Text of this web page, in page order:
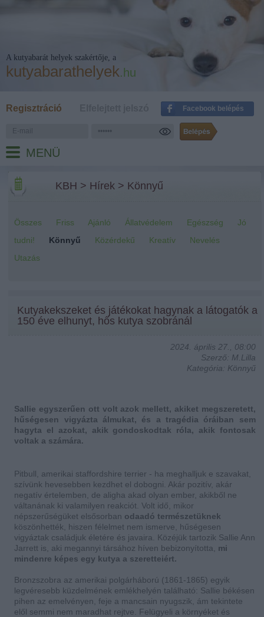
A kutyabarát helyek szakértője, a
kutyabarathelyek.hu
Regisztráció Facebook belépés
MENÜ
KBH > Hírek > Könnyű
Összes Friss Ajánló Állatvédelem Egészség
Jó
tudni!
Könnyű Közérdekű Kreatív
Nevelés
Utazás
Kutyakekszeket és játékokat hagynak a látogatók a
150 éve elhunyt, hős kutya szobránál
2024. április 27., 08:00
Szerző: M.Lilla
Kategória: Könnyű
Sallie egyszerűen ott volt azok mellett, akiket megszeretett,
hűségesen vigyázta álmukat, és a tragédia óráiban sem
hagyta el azokat, akik gondoskodtak róla, akik fontosak
voltak a számára.
Pitbull, amerikai staffordshire terrier - ha meghalljuk e szavakat,
szívünk hevesebben kezdhet el dobogni. Akár pozitív, akár
negatív értelemben, de aligha akad olyan ember, akikből ne
váltanának ki valamilyen reakciót. Volt idő, mikor
népszerűségüket elsősorban odaadó természetüknek
köszönhették, hiszen félelmet nem ismerve, hűségesen
vigyáztak családjuk életére és javaira. Közéjük tartozik Sallie Ann
Jarrett is, aki megannyi társához híven bebizonyította, mi
mindenre képes egy kutya a szeretteiért.
Bronzszobra az amerikai polgárháború (1861-1865) egyik
legvéresebb küzdelmének emlékhelyén található: Sallie békésen
pihen az emelvényen, feje a mancsain nyugszik, ám tekintete
elől semmi nem maradhat rejtve. Felügyeli a környéket és